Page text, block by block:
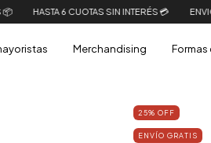
SIN INTERÉS 💳 ENVIOS GRATIS A
Merchandising Formas
25% OFF
ENVÍO GRATIS